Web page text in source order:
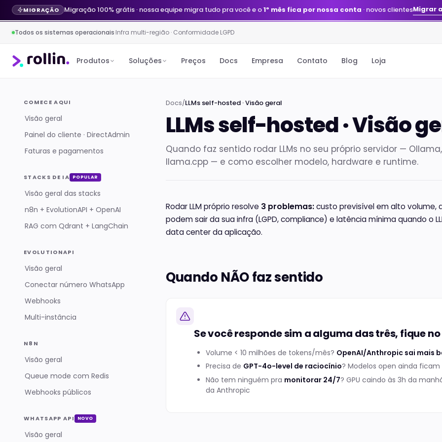
MIGRAÇÃO Migração 100% grátis · nossa equipe migra tudo pra você e o1º mês fica por nossa conta · novos clientesMigrar
Todos os sistemas operacionais·Infra multi-região · Conformidade LGPD
Produtos Soluções Preços Docs Empresa Contato Blog Loja
COMECE AQUI
Visão geral
Painel do cliente · DirectAdmin
Faturas e pagamentos
STACKS DE IA POPULAR
Visão geral das stacks
n8n + EvolutionAPI + OpenAI
RAG com Qdrant + LangChain
EVOLUTIONAPI
Visão geral
Conectar número WhatsApp
Webhooks
Multi-instância
N8N
Visão geral
Queue mode com Redis
Webhooks públicos
WHATSAPP API NOVO
Visão geral
Docs/LLMs self-hosted · Visão geral
LLMs self-hosted · Visão
Quando faz sentido rodar LLMs no seu próprio servidor — Ollama,
llama.cpp — e como escolher modelo, hardware e runtime.
Rodar LLM próprio resolve 3 problemas:custo previsível em alto volume,
podem sair da sua infra (LGPD, compliance) e latência mínima quando o
data center da aplicação.
Quando NÃO faz sentido
Se você responde sim a alguma das três, fique
Volume < 10 milhões de tokens/mês? OpenAI/Anthropic sai mais
Precisa de GPT-4o-level de raciocínio? Modelos open ainda
Não tem ninguém pra monitorar 24/7? GPU caindo às 3h da
da Anthropic